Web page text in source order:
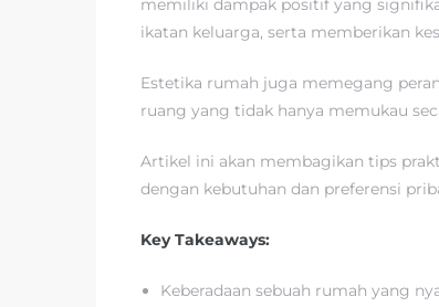
memiliki dampak positif yang
ikatan keluarga, serta memberikan
Estetika rumah juga memegang
ruang yang tidak hanya memukau
Artikel ini akan membagikan tips
dengan kebutuhan dan preferensi
Key Takeaways:
Keberadaan sebuah rumah yang